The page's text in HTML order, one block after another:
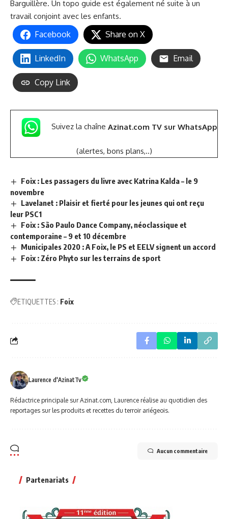
Barguillère. Un topo guide est également né suite à un
travail conjoint avec les enfants.
Facebook Share on X
LinkedIn WhatsApp Email
Copy Link
Suivez la chaîne Azinat.com TV sur WhatsApp
(alertes, bons plans,..)
Foix : Les passagers du livre avec Katrina Kalda – le 9
novembre
Lavelanet : Plaisir et fierté pour les jeunes qui ont reçu
leur PSC1
Foix : São Paulo Dance Company, néoclassique et
contemporaine – 9 et 10 décembre
Municipales 2020 : A Foix, le PS et EELV signent un accord
Foix : Zéro Phyto sur les terrains de sport
ETIQUETTES : Foix
Laurence d'AzinatTv
Rédactrice principale sur Azinat.com, Laurence réalise au quotidien des
reportages sur les produits et recettes du terroir ariégeois.
Aucun commentaire
Partenariats